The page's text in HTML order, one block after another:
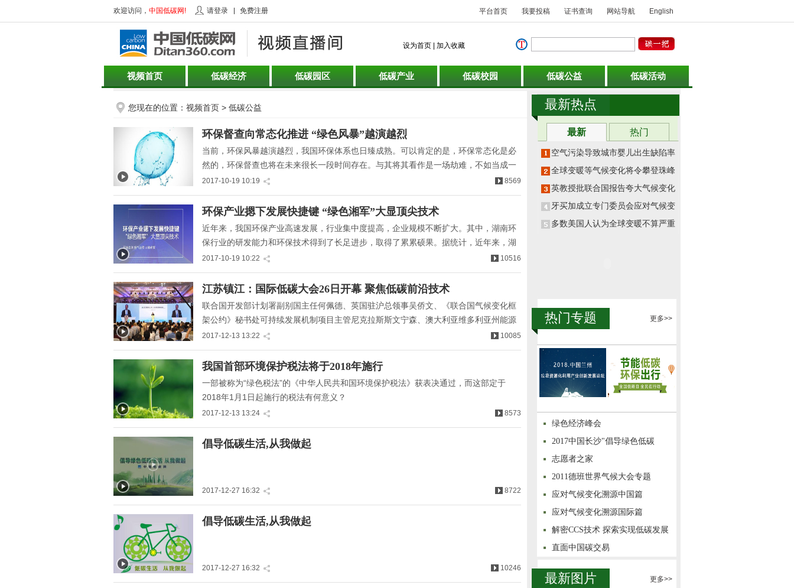
欢迎访问， 中国低碳网! 请登录 免费注册 平台首页 我要投稿 证书查询 网站导航 English
设为首页 加入收藏
视频首页 低碳经济 低碳园区 低碳产业 低碳校园 低碳公益 低碳活动
您现在的位置： 视频首页 > 低碳公益
" title="环保督查向常态化
推进 “绿色风暴”越演越
环保督查向常态化推进 “绿色风暴”越演越烈
当前，环保风暴越演越烈，我国环保体系也日臻成熟。可以肯定的是，环保常态化是必
然的，环保督查也将在未来很长一段时间存在。与其将其看作是一场劫难，不如当成一
次历练。
2017-10-19 10:19 8569
" title="环保产业摁下发展
快捷键 “绿色湘军”大显顶
尖技术">
环保产业摁下发展快捷键 “绿色湘军”大显顶尖技术
近年来，我国环保产业高速发展，行业集中度提高，企业规模不断扩大。其中，湖南环
保行业的研发能力和环保技术得到了长足进步，取得了累累硕果。据统计，近年来，湖
南省环保产业连续保持20%的高速增长。高校与公司联手攻关，废水、废气排放指标已
达国际先进水平，修复重金属土壤…
2017-10-19 10:22 10516
" title="江苏镇江：国际低
碳大会26日开幕 聚焦低
碳前沿技术">
江苏镇江：国际低碳大会26日开幕 聚焦低碳前沿技术
联合国开发部计划署副别国主任何佩德、英国驻沪总领事吴侨文、《联合国气候变化框
架公约》秘书处可持续发展机制项目主管尼克拉斯斯文宁森、澳大利亚维多利亚州能源
环境与气候变化部部长丽莉德安布罗西奥、江苏省委副书记、常务副省长黄莉新、国家
气候变化专家委员会名誉主任、…
2017-12-13 13:22 10085
" title="我国首部环境保护
税法将于2018年施行">
我国首部环境保护税法将于2018年施行
一部被称为“绿色税法”的《中华人民共和国环境保护税法》获表决通过，而这部定于
2018年1月1日起施行的税法有何意义？
2017-12-13 13:24 8573
" title="倡导低碳生活,从
倡导低碳生活,从我做起
2017-12-27 16:32 8722
" title="倡导低碳生活,从
我做起">
倡导低碳生活,从我做起
2017-12-27 16:32 10246
最新热点
最新 热门
空气污染导致城市婴儿出生缺陷率翻
番
全球变暖等气候变化将令攀登珠峰更
危险
英教授批联合国报告夸大气候变化影
响
牙买加成立专门委员会应对气候变化
多数美国人认为全球变暖不算严重威
热门专题 更多>>
绿色经济峰会
2017中国长沙"倡导绿色低碳
志愿者之家
2011德班世界气候大会专题
应对气候变化溯源中国篇
应对气候变化溯源国际篇
解密CCS技术 探索实现低碳发展
直面中国碳交易
最新图片 更多>>